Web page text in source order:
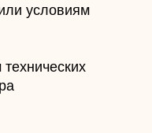
условиям